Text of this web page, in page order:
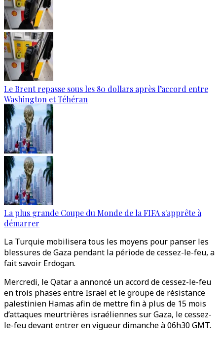
Le Brent repasse sous les 80 dollars après l’accord entre
Washington et Téhéran
La plus grande Coupe du Monde de la FIFA s'apprête à
démarrer
La Turquie mobilisera tous les moyens pour panser les
blessures de Gaza pendant la période de cessez-le-feu, a
fait savoir Erdogan.
Mercredi, le Qatar a annoncé un accord de cessez-le-feu
en trois phases entre Israël et le groupe de résistance
palestinien Hamas afin de mettre fin à plus de 15 mois
d’attaques meurtrières israéliennes sur Gaza, le cessez-
le-feu devant entrer en vigueur dimanche à 06h30 GMT.